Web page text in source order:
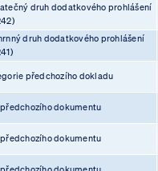
druh dodatkového prohlášení
druh dodatkového prohlášení
předchozího dokladu
dokumentu
dokumentu